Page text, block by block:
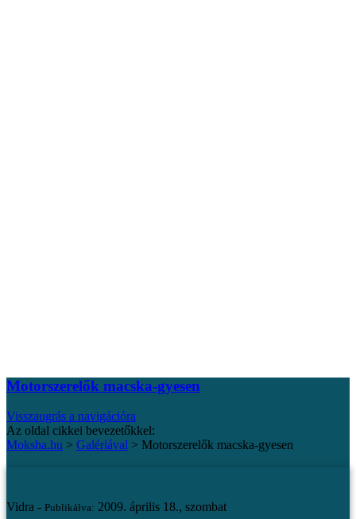
Motorszerelők macska-gyesen
Visszaugrás a navigációra
Az oldal cikkei bevezetőkkel:
Moksha.hu > Galériával > Motorszerelők macska-gyesen
Vidra - Publikálva: 2009. április 18., szombat